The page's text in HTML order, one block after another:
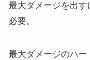
最大ダメージを出
必要。
最大ダメージのハー